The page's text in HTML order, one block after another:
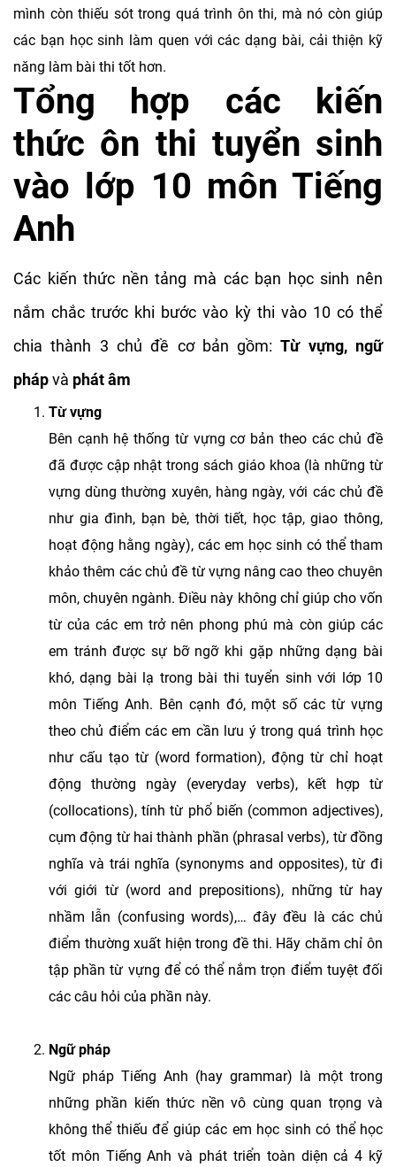
mình còn thiếu sót trong quá trình ôn thi, mà nó còn giúp
các bạn học sinh làm quen với các dạng bài, cải thiện kỹ
năng làm bài thi tốt hơn.
Tổng hợp các kiến
thức ôn thi tuyển sinh
vào lớp 10 môn Tiếng
Anh
Các kiến thức nền tảng mà các bạn học sinh nên
nắm chắc trước khi bước vào kỳ thi vào 10 có thể
chia thành 3 chủ đề cơ bản gồm:Từ vựng, ngữ
phápvà phát âm
Từ vựng
Bên cạnh hệ thống từ vựng cơ bản theo các chủ đề
đã được cập nhật trong sách giáo khoa (là những từ
vựng dùng thường xuyên, hàng ngày, với các chủ đề
như gia đình, bạn bè, thời tiết, học tập, giao thông,
hoạt động hằng ngày), các em học sinh có thể tham
khảo thêm các chủ đề từ vựng nâng cao theo chuyên
môn, chuyên ngành. Điều này không chỉ giúp cho vốn
từ của các em trở nên phong phú mà còn giúp các
em tránh được sự bỡ ngỡ khi gặp những dạng bài
khó, dạng bài lạ trong bài thi tuyển sinh với lớp 10
môn Tiếng Anh. Bên cạnh đó, một số các từ vựng
theo chủ điểm các em cần lưu ý trong quá trình học
như cấu tạo từ (word formation), động từ chỉ hoạt
động thường ngày (everyday verbs), kết hợp từ
(collocations), tính từ phổ biến (common adjectives),
cụm động từ hai thành phần (phrasal verbs), từ đồng
nghĩa và trái nghĩa (synonyms and opposites), từ đi
với giới từ (word and prepositions), những từ hay
nhầm lẫn (confusing words),… đây đều là các chủ
điểm thường xuất hiện trong đề thi. Hãy chăm chỉ ôn
tập phần từ vựng để có thể nắm trọn điểm tuyệt đối
các câu hỏi của phần này.
Ngữ pháp
Ngữ pháp Tiếng Anh (hay grammar) là một trong
những phần kiến thức nền vô cùng quan trọng và
không thể thiếu để giúp các em học sinh có thể học
tốt môn Tiếng Anh và phát triển toàn diện cả 4 kỹ